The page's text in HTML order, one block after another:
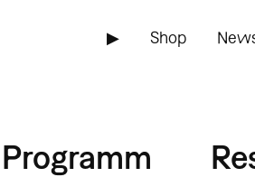
▶ Shop
Programm